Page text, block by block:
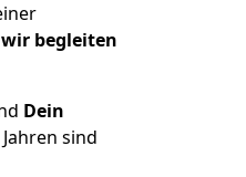
wir begleiten
Dein
sind